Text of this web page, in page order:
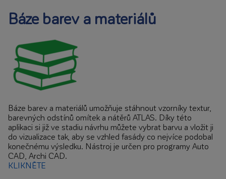
Báze barev a materiálů
Báze barev a materiálů umožňuje stáhnout vzorníky textur,
barevných odstínů omítek a nátěrů ATLAS. Díky této
aplikaci si již ve stadiu návrhu můžete vybrat barvu a vložit ji
do vizualizace tak, aby se vzhled fasády co nejvíce podobal
konečnému výsledku. Nástroj je určen pro programy Auto
CAD, Archi CAD.
KLIKNĚTE